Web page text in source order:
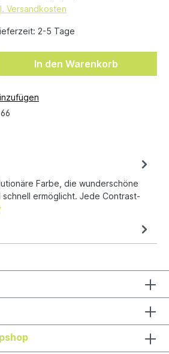
Versandkosten
2-5 Tage
In den Warenkorb
Farbe, die wunderschöne
schnell ermöglicht. Jede Contrast-